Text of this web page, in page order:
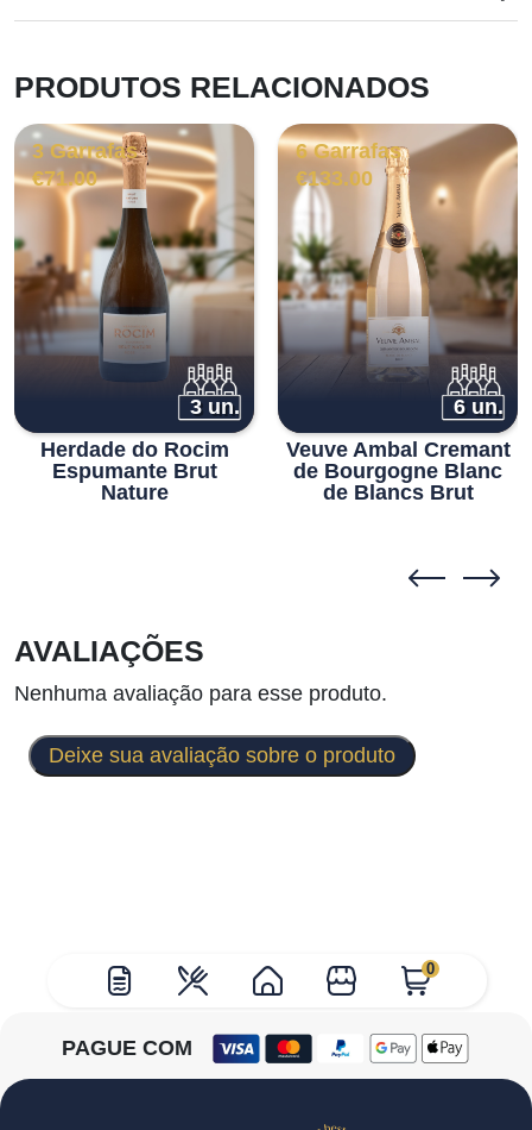
0
PRODUTOS RELACIONADOS
3 Garrafas
€71.00
3 un.
Herdade do Rocim
Espumante Brut
Nature
6 Garrafas
€133.00
6 un.
Veuve Ambal Cremant
de Bourgogne Blanc
de Blancs Brut
AVALIAÇÕES
Nenhuma avaliação para esse produto.
Deixe sua avaliação sobre o produto
PAGUE COM